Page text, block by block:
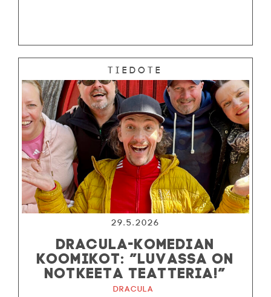
Tiedote
29.5.2026
DRACULA-KOMEDIAN
KOOMIKOT: ”LUVASSA ON
NOTKEETA TEATTERIA!”
Dracula